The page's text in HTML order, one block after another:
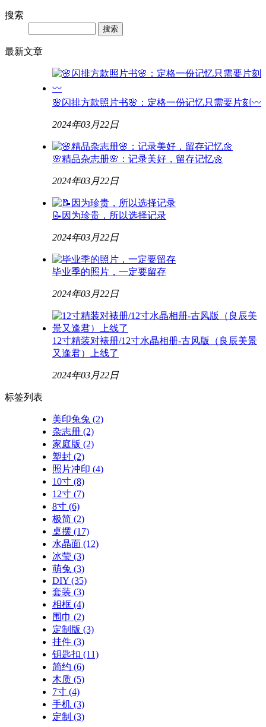
搜索
最新文章
🌸闪排方款照片书🌸：定格一份记忆只需要片刻〰️
2024年03月22日
🌸精品杂志册🌸：记录美好，留存记忆🌼
2024年03月22日
📝因为珍贵，所以选择记录
2024年03月22日
毕业季的照片，一定要留存
2024年03月22日
12寸精装对裱册/12寸水晶相册-古风版（良辰美景
又逢君）上线了
2024年03月22日
标签列表
美印兔兔 (2)
杂志册 (2)
家庭版 (2)
塑封 (2)
照片冲印 (4)
10寸 (8)
12寸 (7)
8寸 (6)
极简 (2)
桌摆 (17)
水晶面 (12)
冰莹 (3)
萌兔 (3)
DIY (35)
套装 (3)
相框 (4)
围巾 (2)
定制版 (3)
挂件 (3)
钥匙扣 (11)
简约 (6)
木质 (5)
7寸 (4)
手机 (3)
定制 (3)